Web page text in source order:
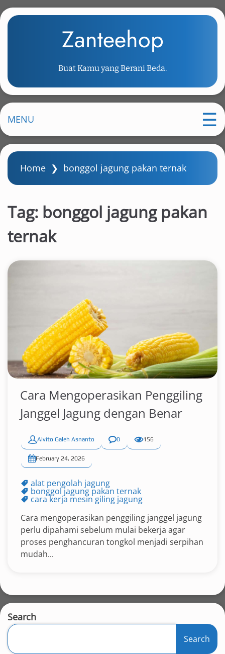
k
m
i
n
o
Zanteehop
Buat Kamu yang Berani Beda.
MENU
Home ❯ bonggol jagung pakan ternak
Tag: bonggol jagung pakan
ternak
Cara Mengoperasikan Penggiling
Janggel Jagung dengan Benar
Alvito Galeh Asnanto 0 156
February 24, 2026
alat pengolah jagung
bonggol jagung pakan ternak
cara kerja mesin giling jagung
Cara mengoperasikan penggiling janggel jagung
perlu dipahami sebelum mulai bekerja agar
proses penghancuran tongkol menjadi serpihan
mudah...
Search
Search